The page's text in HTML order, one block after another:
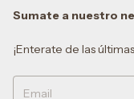
Sumate a nuestro
¡Enterate de las